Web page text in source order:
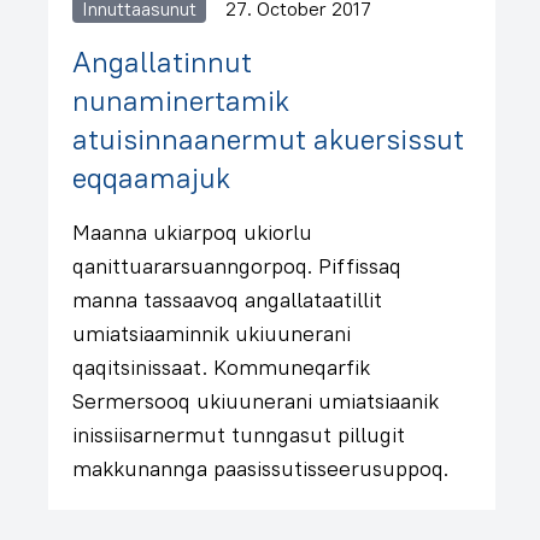
Innuttaasunut 27. October 2017
Angallatinnut
nunaminertamik
atuisinnaanermut akuersissut
eqqaamajuk
Maanna ukiarpoq ukiorlu
qanittuararsuanngorpoq. Piffissaq
manna tassaavoq angallataatillit
umiatsiaaminnik ukiuunerani
qaqitsinissaat. Kommuneqarfik
Sermersooq ukiuunerani umiatsiaanik
inissiisarnermut tunngasut pillugit
makkunannga paasissutisseerusuppoq.